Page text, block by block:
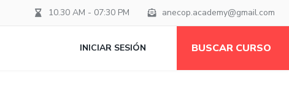
10.30 AM - 07:30 PM anecop.academy@gmail.com
INICIAR SESIÓN BUSCAR CURSO